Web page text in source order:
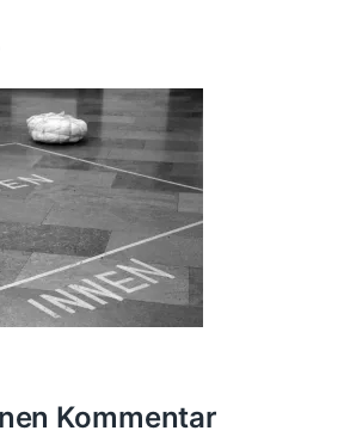
Kommentar